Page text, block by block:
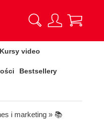
Kursy video
Bestsellery
i marketing » 📚